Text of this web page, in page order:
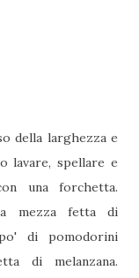
della larghezza e
lavare, spellare e
una forchetta.
mezza fetta di
di pomodorini
di melanzana.